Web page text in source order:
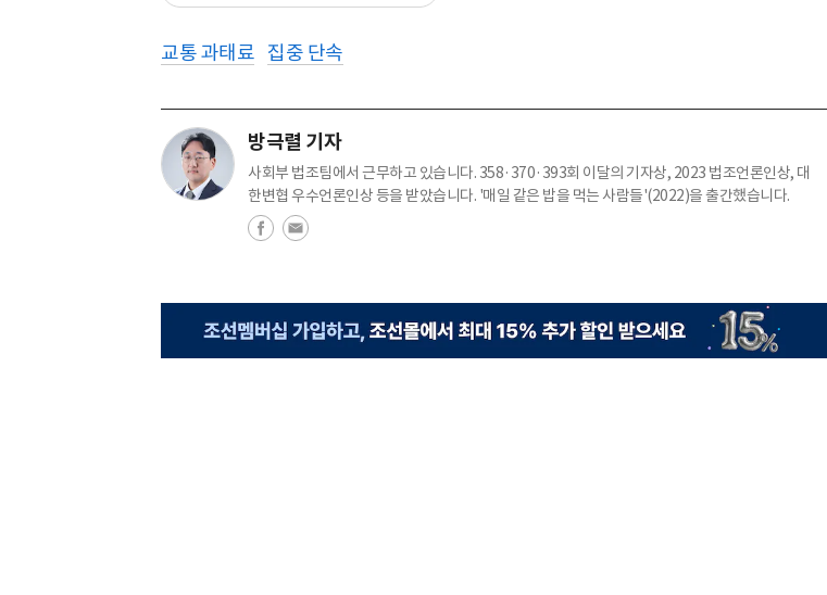
교통 과태료 집중 단속
방극렬 기자
사회부 법조팀에서 근무하고 있습니다. 358·370·393회 이달의 기자상, 2023 법조언론인상, 대
한변협 우수언론인상 등을 받았습니다. '매일 같은 밥을 먹는 사람들'(2022)을 출간했습니다.